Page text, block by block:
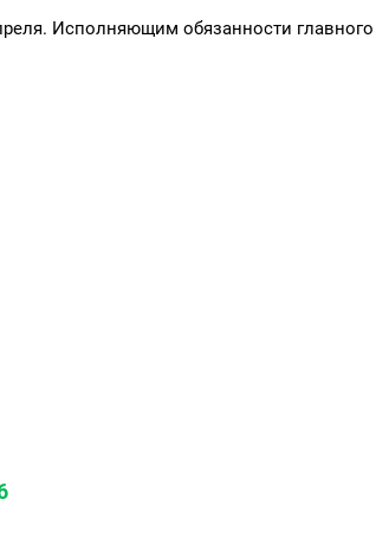
Исполняющим обязанности главного